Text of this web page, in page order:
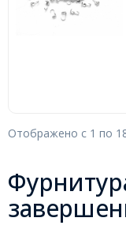
Отображено с 1 по